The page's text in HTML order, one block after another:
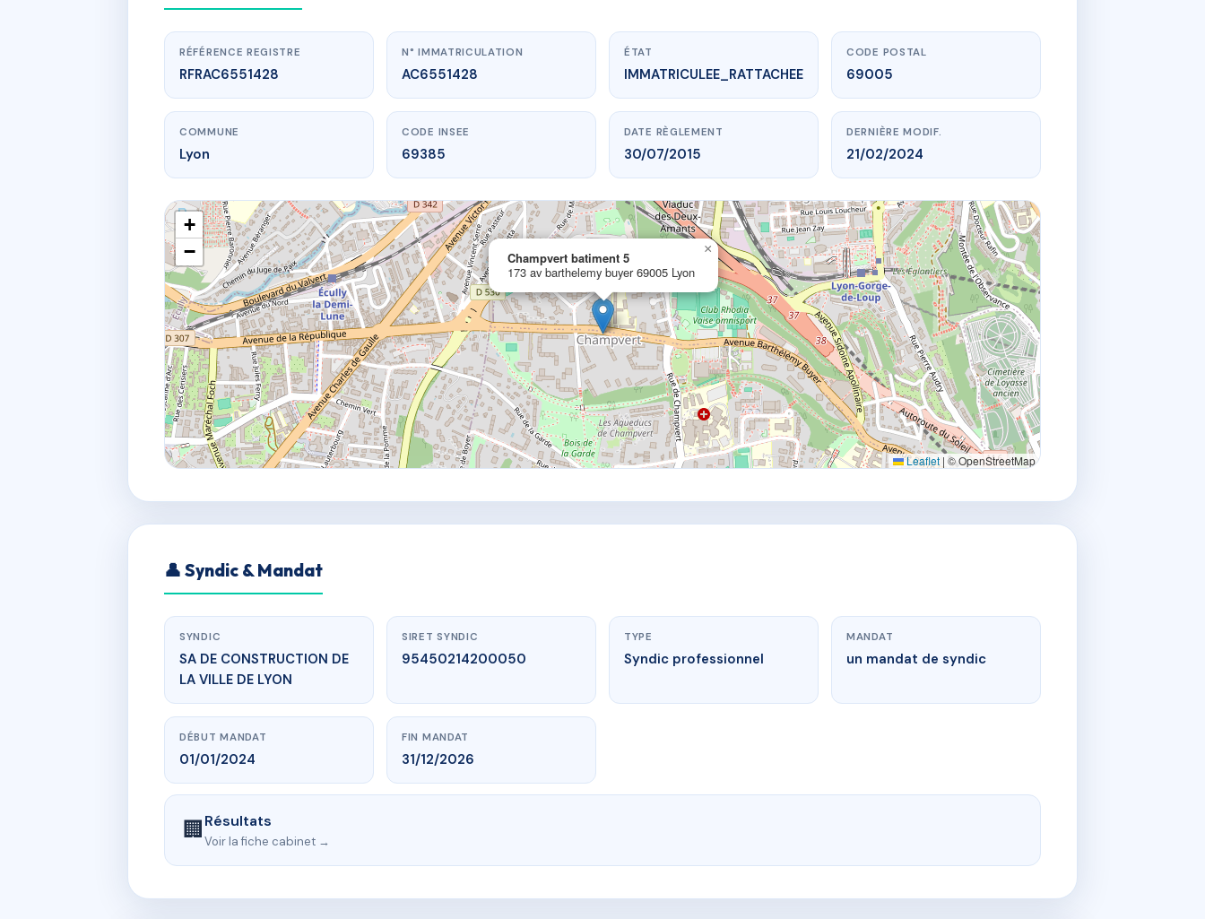
www.vme.plus/AC6551428
Champvert batiment 5
173 av barthelemy buyer69005 Lyon
RÉFÉRENCE REGISTRE
RFRAC6551428
N° IMMATRICULATION
AC6551428
ÉTAT
IMMATRICULEE_RATTACHEE
CODE POSTAL
69005
COMMUNE
Lyon
CODE INSEE
69385
DATE RÈGLEMENT
30/07/2015
DERNIÈRE MODIF.
21/02/2024
Champvert batiment 5
173 av barthelemy buyer 69005 Lyon
×
+
−
Leaflet | © OpenStreetMap
👤 Syndic & Mandat
SYNDIC
SA DE CONSTRUCTION DE
LA VILLE DE LYON
SIRET SYNDIC
95450214200050
TYPE
Syndic professionnel
MANDAT
un mandat de syndic
DÉBUT MANDAT
01/01/2024
FIN MANDAT
31/12/2026
🏢Résultats
Voir la fiche cabinet →